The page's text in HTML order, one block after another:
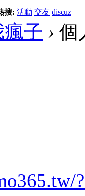
搜: 活動 交友 discuz
瘋子 › 個